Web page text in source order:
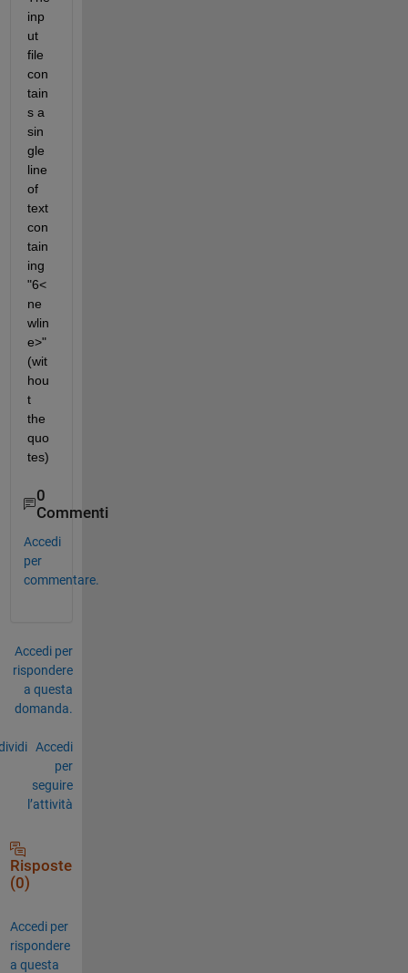
inp
ut
file
con
tain
s a
sin
gle
line
of
text
con
tain
ing
"6<
ne
wlin
e>"
(wit
hou
t
the
quo
tes)
0
Commenti
Accedi
per
commentare.
Accedi per
rispondere
a questa
domanda.
Accedi
per
seguire
l’attività
Risposte
(0)
Accedi per
rispondere
a questa